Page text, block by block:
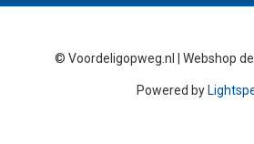
© Voordeligopweg.nl | Webshop
Powered by